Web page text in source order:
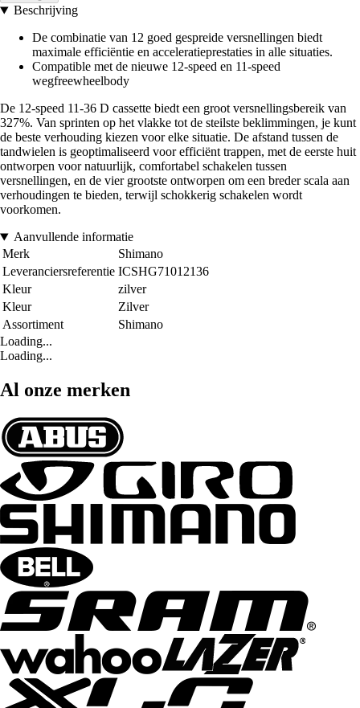
Beschrijving
De combinatie van 12 goed gespreide versnellingen biedt
maximale efficiëntie en acceleratieprestaties in alle situaties.
Compatible met de nieuwe 12-speed en 11-speed
wegfreewheelbody
De 12-speed 11-36 D cassette biedt een groot versnellingsbereik van
327%. Van sprinten op het vlakke tot de steilste beklimmingen, je kunt
de beste verhouding kiezen voor elke situatie. De afstand tussen de
tandwielen is geoptimaliseerd voor efficiënt trappen, met de eerste huit
ontworpen voor natuurlijk, comfortabel schakelen tussen
versnellingen, en de vier grootste ontworpen om een breder scala aan
verhoudingen te bieden, terwijl schokkerig schakelen wordt
voorkomen.
Aanvullende informatie
Merk
Shimano
Leveranciersreferentie ICSHG71012136
Kleur
zilver
Kleur
Zilver
Assortiment
Shimano
Loading...
Loading...
Al onze merken